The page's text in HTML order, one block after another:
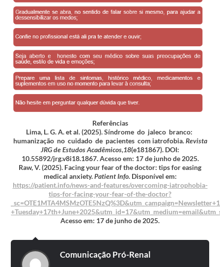
Referências
Lima, L. G. A. et al. (2025). Síndrome do jaleco branco:
humanização no cuidado de pacientes com iatrofobia.Revista
JRG de Estudos Acadêmicos,18(e181867). DOI:
10.55892/jrg.v8i18.1867. Acesso em: 17 de junho de 2025.
Raw, V. (2025). Facing your fear of the doctor: tips for easing
medical anxiety.Patient Info. Disponível em:
https://patient.info/news-and-features/overcoming-iatrophobia-
tips-for-facing-your-fear-of-the-doctor?
Acesso em: 17 de junho de 2025.
Comunicação Pró-Renal